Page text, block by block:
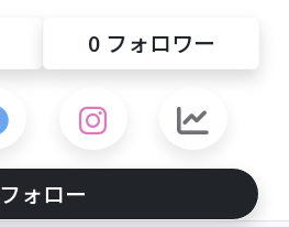
0フォロワー
フォロー